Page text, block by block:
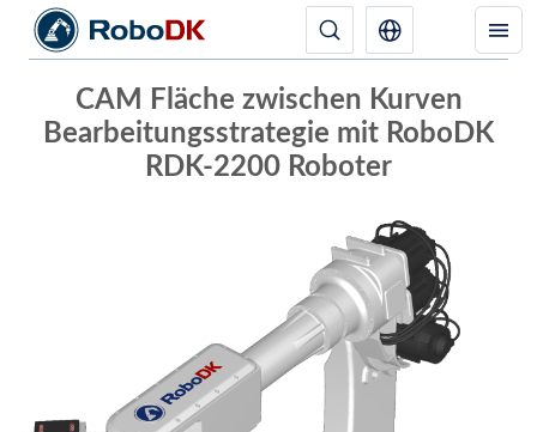
CAM Fläche zwischen Kurven
Bearbeitungsstrategie mit RoboDK
RDK-2200 Roboter